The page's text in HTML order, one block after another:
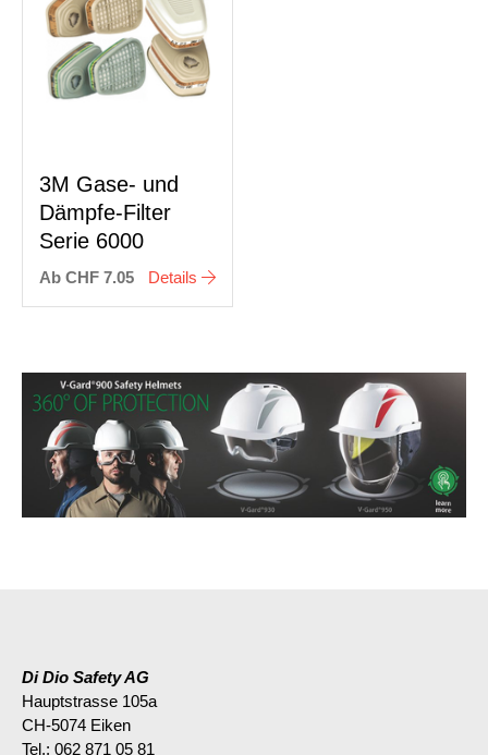
3M Gase- und
Dämpfe-Filter
Serie 6000
Ab CHF 7.05 Details
Di Dio Safety AG
Hauptstrasse 105a
CH-5074 Eiken
Tel.: 062 871 05 81